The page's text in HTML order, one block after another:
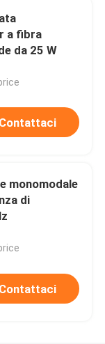
a fibra
da 25 W
Contattaci
monomodale
di
Contattaci
Dispositivo di rimozione degli ostacoli laser per zaino per persona singola con laser SPT da 200 W